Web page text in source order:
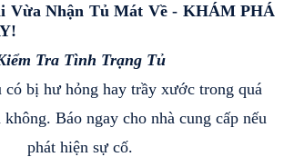
Vừa Nhận Tủ Mát Về - KHÁM PHÁ
Tra Tình Trạng Tủ
bị hư hỏng hay trầy xước trong quá
Báo ngay cho nhà cung cấp nếu
phát hiện sự cố.